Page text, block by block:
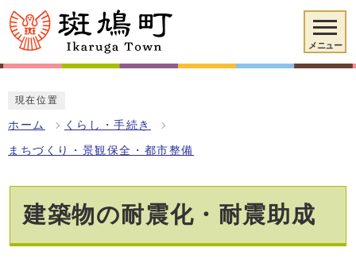
メニュー
現在位置
ホーム くらし・手続き
まちづくり・景観保全・都市整備
建築物の耐震化・耐震助成